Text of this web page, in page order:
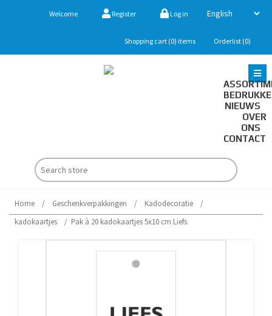
Welcome Register Log in
Shopping cart (0) items Orderlist (0)
NIEUWS
OVER
ONS
CONTACT
Home / Geschenkverpakkingen / Kadodecoratie
/
kadokaartjes
/ Pak à 20 kadokaartjes 5x10 cm Liefs